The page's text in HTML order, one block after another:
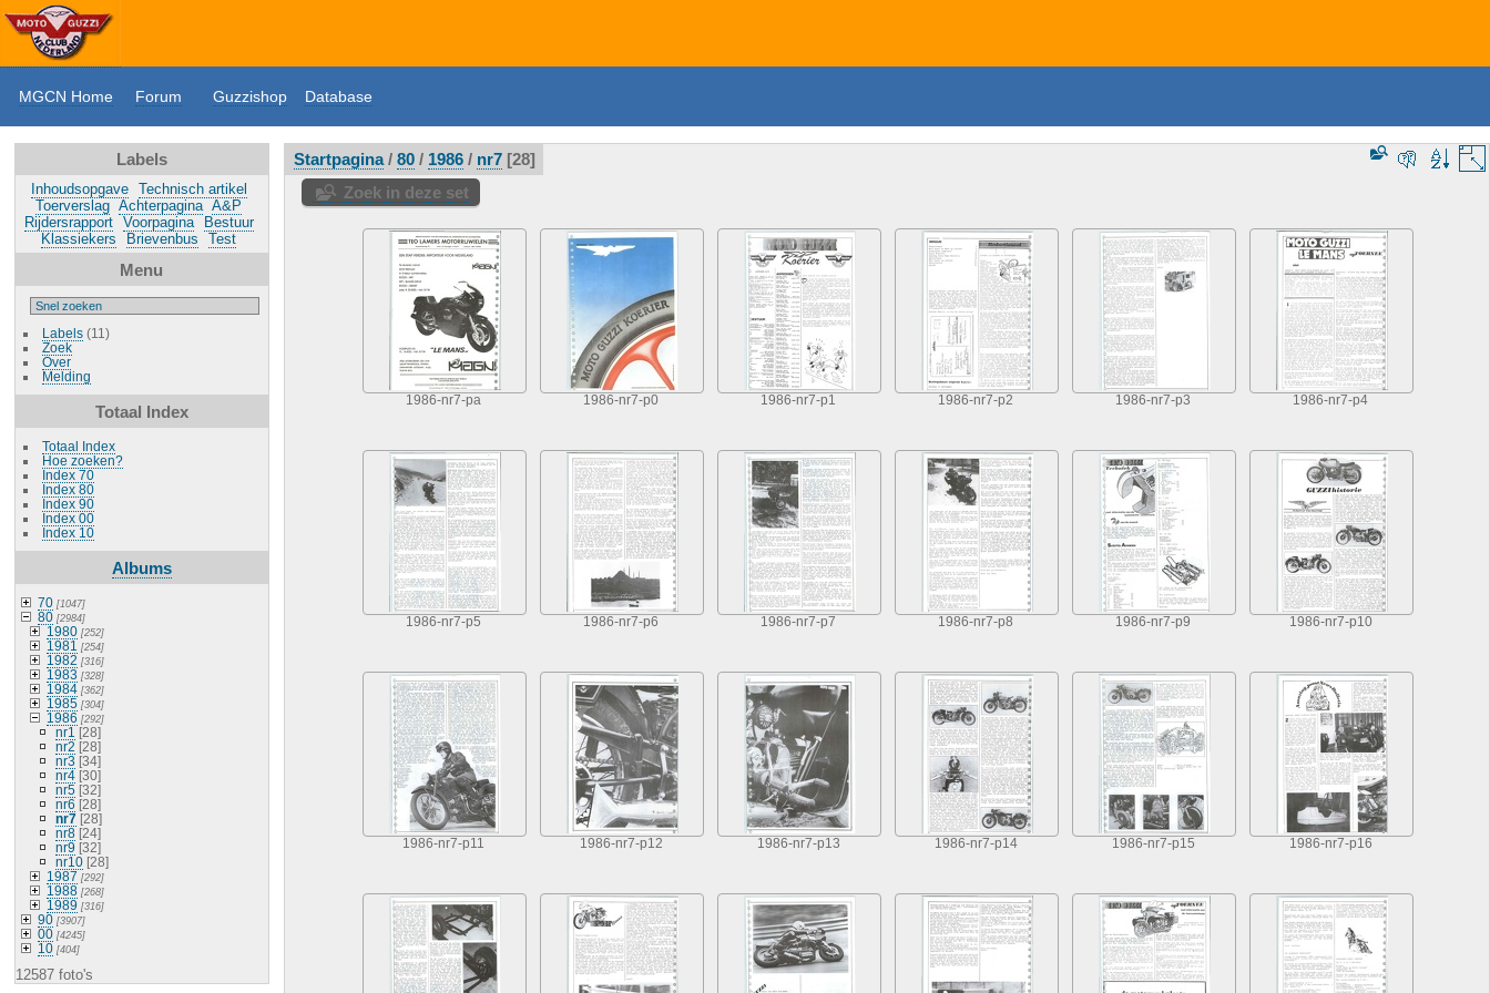
MGCN Home Forum Guzzishop Database
Labels
Inhoudsopgave
Technisch artikel
Toerverslag Achterpagina A&P
Rijdersrapport
Voorpagina
Bestuur
Klassiekers
Brievenbus Test
Menu
Labels(11)
Zoek
Over
Melding
Totaal Index
Totaal Index
Hoe zoeken?
Index 70
Index 80
Index 90
Index 00
Index 10
Albums
70[1047]
80[2984]
1980[252]
1981 [254]
1982 [316]
1983 [328]
1984[362]
1985[304]
1986 [292]
nr1 [28]
nr2 [28]
nr3 [34]
nr4[30]
nr5[32]
nr6 [28]
nr7[28]
nr8[24]
nr9 [32]
nr10[28]
1987 [292]
1988[268]
1989 [316]
90[3907]
00[4245]
10[404]
12587 foto's
Startpagina/ 80/ 1986/ nr7 28
Zoek in deze set
1986-nr7-pa 1986-nr7-p0 1986-nr7-p1 1986-nr7-p2 1986-nr7-p3 1986-nr7-p4
1986-nr7-p5 1986-nr7-p6 1986-nr7-p7 1986-nr7-p8 1986-nr7-p9 1986-nr7-p10
1986-nr7-p11 1986-nr7-p12 1986-nr7-p13 1986-nr7-p14 1986-nr7-p15 1986-nr7-p16